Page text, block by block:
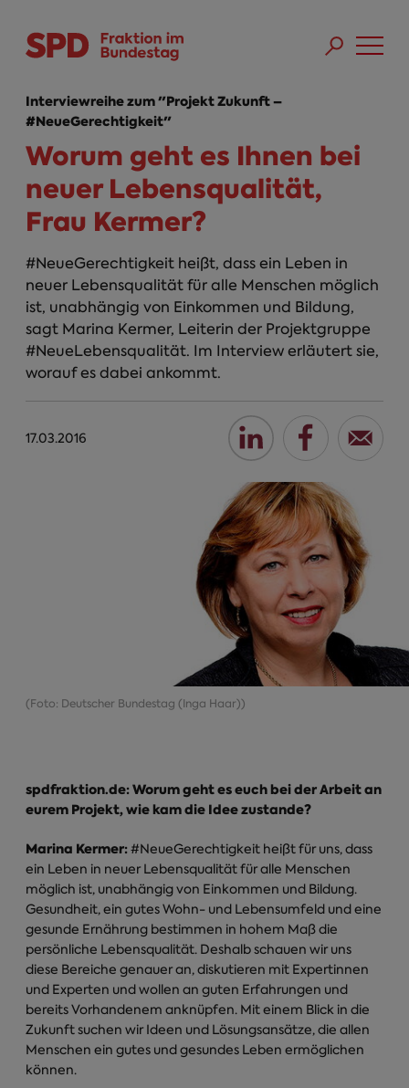
Interviewreihe zum "Projekt Zukunft –
#NeueGerechtigkeit"
Worum geht es Ihnen bei
neuer Lebensqualität,
Frau Kermer?
#NeueGerechtigkeit heißt, dass ein Leben in
neuer Lebensqualität für alle Menschen möglich
ist, unabhängig von Einkommen und Bildung,
sagt Marina Kermer, Leiterin der Projektgruppe
#NeueLebensqualität. Im Interview erläutert sie,
worauf es dabei ankommt.
17.03.2016
(Foto: Deutscher Bundestag (Inga Haar))
spdfraktion.de: Worum geht es euch bei der Arbeit an
eurem Projekt, wie kam die Idee zustande?
Marina Kermer:#NeueGerechtigkeit heißt für uns, dass
ein Leben in neuer Lebensqualität für alle Menschen
möglich ist, unabhängig von Einkommen und Bildung.
Gesundheit, ein gutes Wohn- und Lebensumfeld und eine
gesunde Ernährung bestimmen in hohem Maß die
persönliche Lebensqualität. Deshalb schauen wir uns
diese Bereiche genauer an, diskutieren mit Expertinnen
und Experten und wollen an guten Erfahrungen und
bereits Vorhandenem anknüpfen. Mit einem Blick in die
Zukunft suchen wir Ideen und Lösungsansätze, die allen
Menschen ein gutes und gesundes Leben ermöglichen
können.